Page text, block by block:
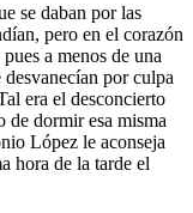
se daban por las
pero en el corazón
a menos de una
desvanecían por culpa
era el desconcierto
de dormir esa misma
López le aconseja
hora de la tarde el